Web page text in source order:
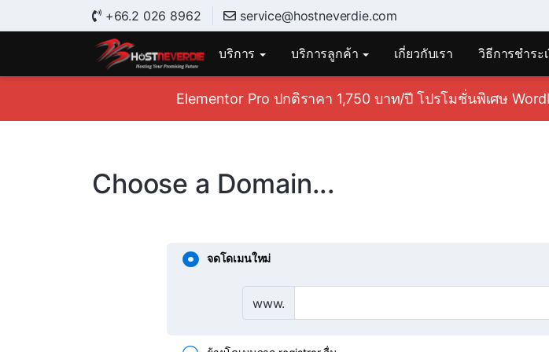
+66.2 026 8962 service@hostneverdie.com
บริการ บริการลูกค้า เกี่ยวกับเรา วิธีการชำระ
Elementor Pro ปกติราคา 1,750 บาท/ปี โปรโมชั่นพิเศษ
Choose a Domain...
จดโดเมนใหม่
www.